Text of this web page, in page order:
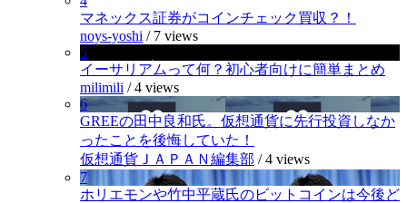
マネックス証券がコインチェック買収？！
noys-yoshi / 7 views
5
イーサリアムって何？初心者向けに簡単まとめ
milimili /4 views
6
GREEの田中良和氏。仮想通貨に先行投資しなか
ったことを後悔していた！
仮想通貨ＪＡＰＡＮ編集部 /4 views
7
ホリエモンや竹中平蔵氏のビットコインは今後ど